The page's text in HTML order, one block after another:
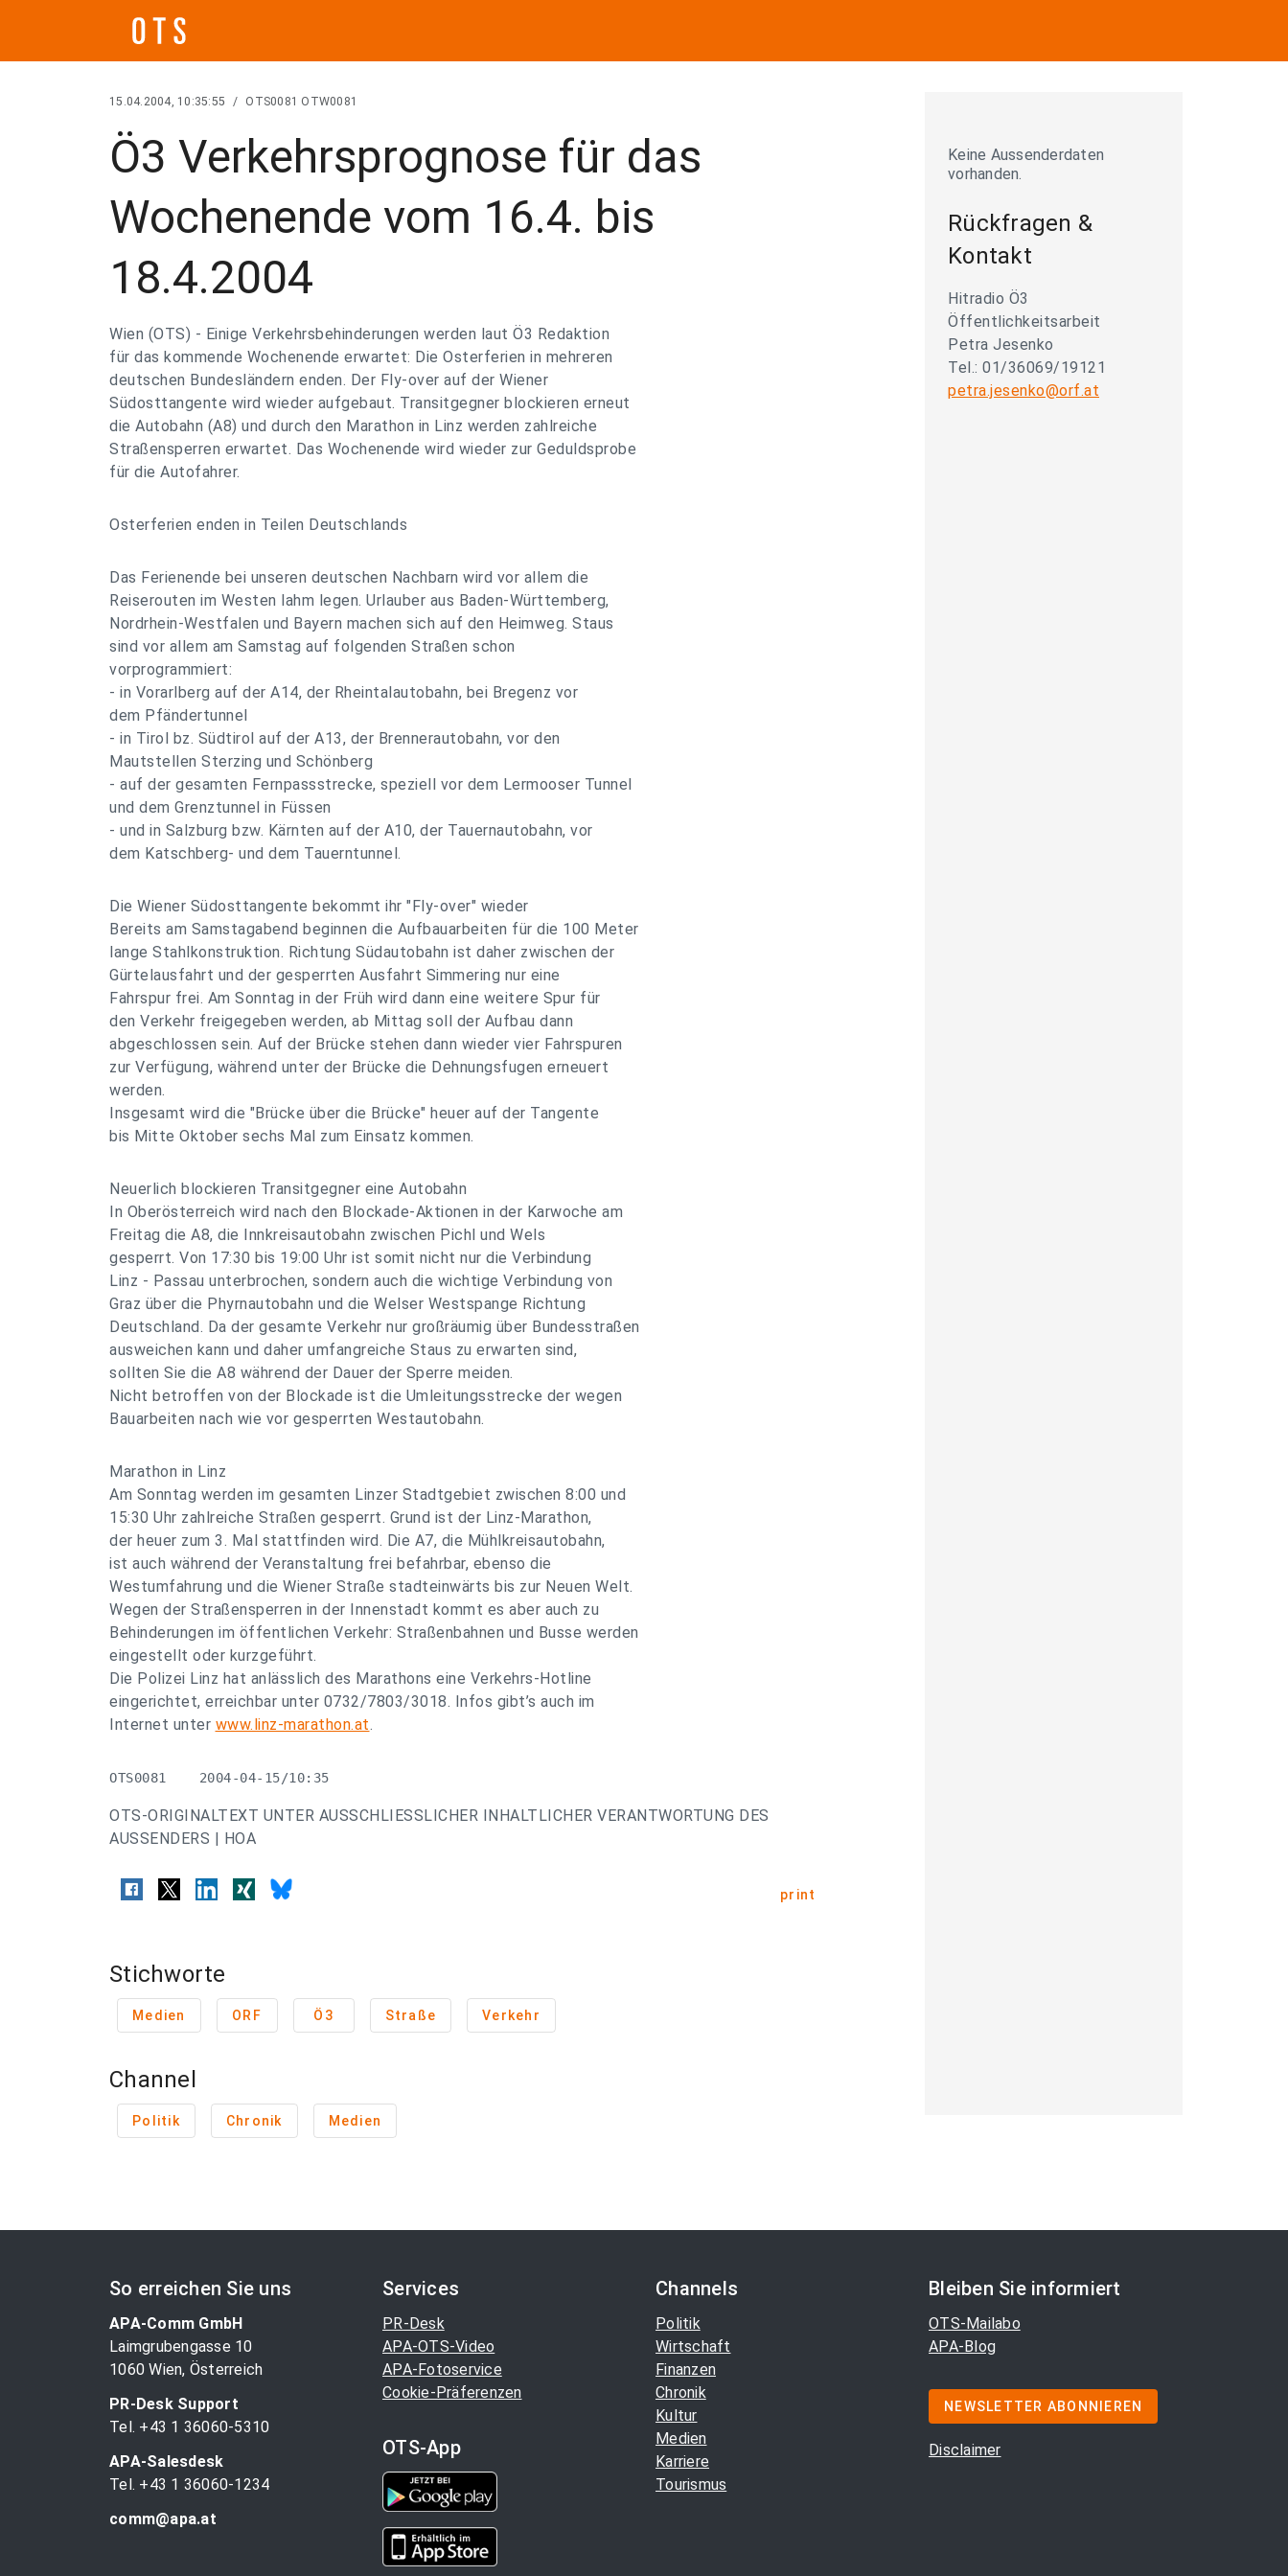
15.04.2004, 10:35:55 / OTS0081 OTW0081
Ö3 Verkehrsprognose für das
Wochenende vom 16.4. bis
18.4.2004
Wien (OTS) - Einige Verkehrsbehinderungen werden laut Ö3 Redaktion
für das kommende Wochenende erwartet: Die Osterferien in mehreren
deutschen Bundesländern enden. Der Fly-over auf der Wiener
Südosttangente wird wieder aufgebaut. Transitgegner blockieren erneut
die Autobahn (A8) und durch den Marathon in Linz werden zahlreiche
Straßensperren erwartet. Das Wochenende wird wieder zur Geduldsprobe
für die Autofahrer.
Osterferien enden in Teilen Deutschlands
Das Ferienende bei unseren deutschen Nachbarn wird vor allem die
Reiserouten im Westen lahm legen. Urlauber aus Baden-Württemberg,
Nordrhein-Westfalen und Bayern machen sich auf den Heimweg. Staus
sind vor allem am Samstag auf folgenden Straßen schon
vorprogrammiert:
- in Vorarlberg auf der A14, der Rheintalautobahn, bei Bregenz vor
dem Pfändertunnel
- in Tirol bz. Südtirol auf der A13, der Brennerautobahn, vor den
Mautstellen Sterzing und Schönberg
- auf der gesamten Fernpassstrecke, speziell vor dem Lermooser Tunnel
und dem Grenztunnel in Füssen
- und in Salzburg bzw. Kärnten auf der A10, der Tauernautobahn, vor
dem Katschberg- und dem Tauerntunnel.
Die Wiener Südosttangente bekommt ihr "Fly-over" wieder
Bereits am Samstagabend beginnen die Aufbauarbeiten für die 100 Meter
lange Stahlkonstruktion. Richtung Südautobahn ist daher zwischen der
Gürtelausfahrt und der gesperrten Ausfahrt Simmering nur eine
Fahrspur frei. Am Sonntag in der Früh wird dann eine weitere Spur für
den Verkehr freigegeben werden, ab Mittag soll der Aufbau dann
abgeschlossen sein. Auf der Brücke stehen dann wieder vier Fahrspuren
zur Verfügung, während unter der Brücke die Dehnungsfugen erneuert
werden.
Insgesamt wird die "Brücke über die Brücke" heuer auf der Tangente
bis Mitte Oktober sechs Mal zum Einsatz kommen.
Neuerlich blockieren Transitgegner eine Autobahn
In Oberösterreich wird nach den Blockade-Aktionen in der Karwoche am
Freitag die A8, die Innkreisautobahn zwischen Pichl und Wels
gesperrt. Von 17:30 bis 19:00 Uhr ist somit nicht nur die Verbindung
Linz - Passau unterbrochen, sondern auch die wichtige Verbindung von
Graz über die Phyrnautobahn und die Welser Westspange Richtung
Deutschland. Da der gesamte Verkehr nur großräumig über Bundesstraßen
ausweichen kann und daher umfangreiche Staus zu erwarten sind,
sollten Sie die A8 während der Dauer der Sperre meiden.
Nicht betroffen von der Blockade ist die Umleitungsstrecke der wegen
Bauarbeiten nach wie vor gesperrten Westautobahn.
Marathon in Linz
Am Sonntag werden im gesamten Linzer Stadtgebiet zwischen 8:00 und
15:30 Uhr zahlreiche Straßen gesperrt. Grund ist der Linz-Marathon,
der heuer zum 3. Mal stattfinden wird. Die A7, die Mühlkreisautobahn,
ist auch während der Veranstaltung frei befahrbar, ebenso die
Westumfahrung und die Wiener Straße stadteinwärts bis zur Neuen Welt.
Wegen der Straßensperren in der Innenstadt kommt es aber auch zu
Behinderungen im öffentlichen Verkehr: Straßenbahnen und Busse werden
eingestellt oder kurzgeführt.
Die Polizei Linz hat anlässlich des Marathons eine Verkehrs-Hotline
eingerichtet, erreichbar unter 0732/7803/3018. Infos gibt’s auch im
Internet unter www.linz-marathon.at.
OTS0081    2004-04-15/10:35
OTS-ORIGINALTEXT UNTER AUSSCHLIESSLICHER INHALTLICHER VERANTWORTUNG DES
AUSSENDERS | HOA
print
Stichworte
Medien ORF Ö3 Straße Verkehr
Channel
Politik Chronik Medien
Keine Aussenderdaten
vorhanden.
Rückfragen &
Kontakt
Hitradio Ö3
Öffentlichkeitsarbeit
Petra Jesenko
Tel.: 01/36069/19121
petra.jesenko@orf.at
So erreichen Sie uns
APA-Comm GmbH
Laimgrubengasse 10
1060 Wien, Österreich
PR-Desk Support
Tel. +43 1 36060-5310
APA-Salesdesk
Tel. +43 1 36060-1234
comm@apa.at
Services
PR-Desk
APA-OTS-Video
APA-Fotoservice
Cookie-Präferenzen
OTS-App
Channels
Politik
Wirtschaft
Finanzen
Chronik
Kultur
Medien
Karriere
Tourismus
Bleiben Sie informiert
OTS-Mailabo
APA-Blog
NEWSLETTER ABONNIEREN
Disclaimer